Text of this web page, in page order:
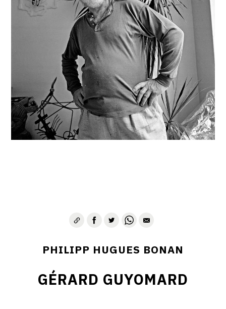
VOL. 1: PORTRAITS D'ARTISTES
VOL. 2: COLLAGES
VOL. 3 : ATELIERS D'ARTISTES
CONTACT
PHILIPP HUGUES BONAN
GÉRARD GUYOMARD